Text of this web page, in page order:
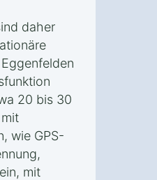
daher
20 bis 30
wie GPS-
mit